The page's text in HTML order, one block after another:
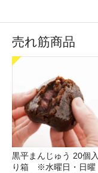
売れ筋商品
黒平まんじゅう 20個入
り箱 ※水曜日・日曜